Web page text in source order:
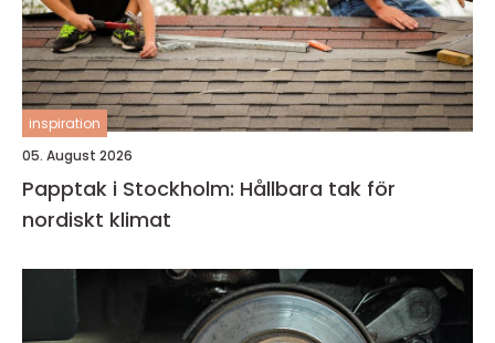
inspiration
05. August 2026
Papptak i Stockholm: Hållbara tak för
nordiskt klimat